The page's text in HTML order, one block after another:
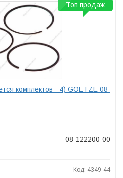
комплектов - 4) GOETZE 08-
08-122200-00
Код: 4349-44
Топ продаж